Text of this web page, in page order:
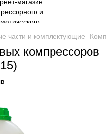
части и комплектующие
компрессоров